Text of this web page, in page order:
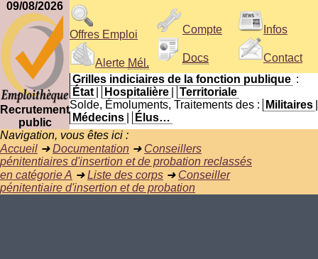
09/08/2026
Recrutement
public
Offres Emploi
Alerte Mél.
Compte
Docs
Infos
Contact
Grilles indiciaires de la fonction publique :
État
Hospitalière
Territoriale
Solde, Émoluments, Traitements des :
Militaires
Médecins
Élus…
Navigation, vous êtes ici :
Accueil ➜Documentation ➜ Conseillers
pénitentiaires d'insertion et de probation reclassés
en catégorie A ➜Liste des corps ➜ Conseiller
pénitentiaire d'insertion et de probation